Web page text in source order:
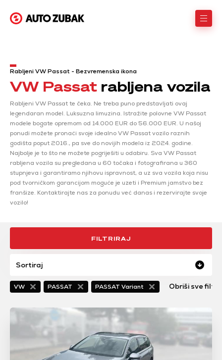
VW Passat rabljena vozila
Rabljeni VW Passat te čeka. Ne treba puno predstavljati ovaj
legendaran model. Luksuzna limuzina. Istražite polovne VW Passat
modele bogate opremom od 14.000 EUR do 56.000 EUR. U našoj
ponudi možete pronaći svoje idealno VW Passat vozilo raznih
godišta poput 2016., pa sve do novijih modela iz 2024. godine.
Najbolje je to što ne možete pogriješiti u odabiru. Sva VW Passat
rabljena vozila su pregledana u 60 točaka i fotografirana u 360
stupnjeva i garantiramo njihovu ispravnost, a uz sva vozila koja nisu
pod tvorničkom garancijom moguće je uzeti i Premium jamstvo bez
franšize. Kontaktirajte nas za ponudu već danas i rezervirajte svoje
vozilo!
Rabljeni VW Passat - Bezvremenska ikona
FILTRIRAJ
Sortiraj
VW PASSAT PASSAT Variant Obriši sve